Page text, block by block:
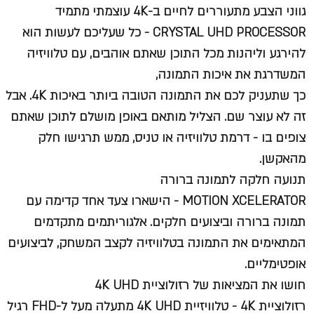
גווני הצבע מתעוררים לחיים ב-4K עוצמתי מתמיד
CRYSTAL UHD PROCESSOR - כל שעליכם לעשות הוא
להירגע וליהנות מכל התוכן שאתם אוהבים, עם טלוויזיה
המשדרגת את איכות התמונה,
כך שתעניק לכם את התמונה הטובה ביותר באיכות 4K. אבל
זה לא עוצר שם. הצליל מותאם באופן מושלם לתוכן שאתם
צופים בו - דרמת טלוויזיה או טניס, ממש תרגישו חלק
מהאקשן.
תנועה חלקה לתמונה ברורה
MOTION XCELERATOR - הישארו צעד אחד קדימה עם
תמונה ברורה וביצועים חלקים. אלגוריתמים מתקדמים
המתאימים את התמונה בטלוויזיה לקצב המשחק, לביצועים
אופטימליים.
חושו את המציאות של רזולוציית 4K UHD
רזולוציית 4K - טלוויזיית 4K UHD מתעלה מעל ל-FHD רגיל